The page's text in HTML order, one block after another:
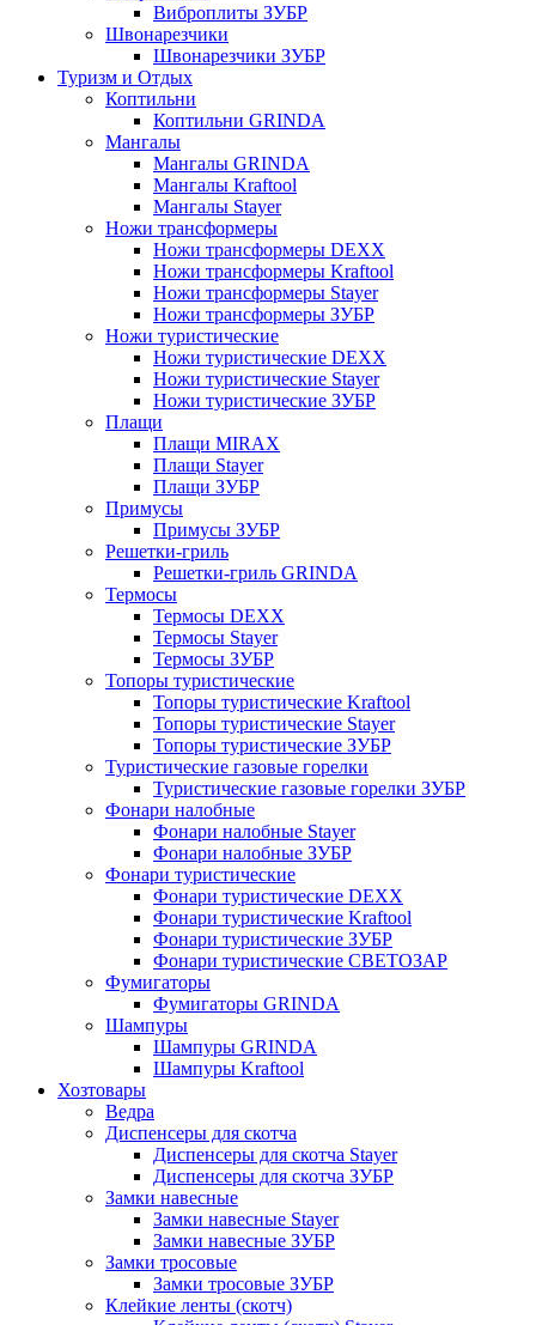
Виброплиты ЗУБР
Швонарезчики
Швонарезчики ЗУБР
Туризм и Отдых
Коптильни
Коптильни GRINDA
Мангалы
Мангалы GRINDA
Мангалы Kraftool
Мангалы Stayer
Ножи трансформеры
Ножи трансформеры DEXX
Ножи трансформеры Kraftool
Ножи трансформеры Stayer
Ножи трансформеры ЗУБР
Ножи туристические
Ножи туристические DEXX
Ножи туристические Stayer
Ножи туристические ЗУБР
Плащи
Плащи MIRAX
Плащи Stayer
Плащи ЗУБР
Примусы
Примусы ЗУБР
Решетки-гриль
Решетки-гриль GRINDA
Термосы
Термосы DEXX
Термосы Stayer
Термосы ЗУБР
Топоры туристические
Топоры туристические Kraftool
Топоры туристические Stayer
Топоры туристические ЗУБР
Туристические газовые горелки
Туристические газовые горелки ЗУБР
Фонари налобные
Фонари налобные Stayer
Фонари налобные ЗУБР
Фонари туристические
Фонари туристические DEXX
Фонари туристические Kraftool
Фонари туристические ЗУБР
Фонари туристические СВЕТОЗАР
Фумигаторы
Фумигаторы GRINDA
Шампуры
Шампуры GRINDA
Шампуры Kraftool
Хозтовары
Ведра
Диспенсеры для скотча
Диспенсеры для скотча Stayer
Диспенсеры для скотча ЗУБР
Замки навесные
Замки навесные Stayer
Замки навесные ЗУБР
Замки тросовые
Замки тросовые ЗУБР
Клейкие ленты (скотч)